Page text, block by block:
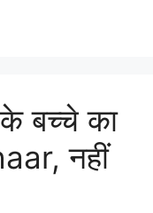
बच्चे का
नहीं